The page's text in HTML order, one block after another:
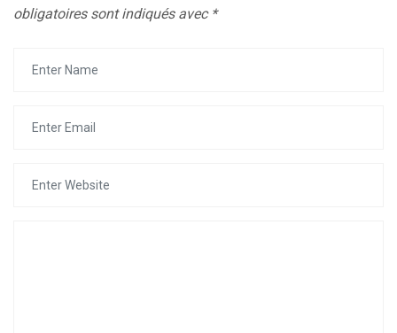
obligatoires sont indiqués avec *